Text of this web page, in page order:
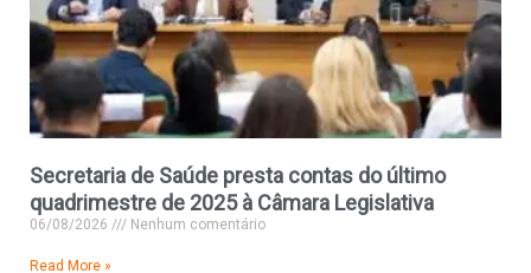
Secretaria de Saúde presta contas do último
quadrimestre de 2025 à Câmara Legislativa
06/08/2026 Nenhum comentário
Read More »